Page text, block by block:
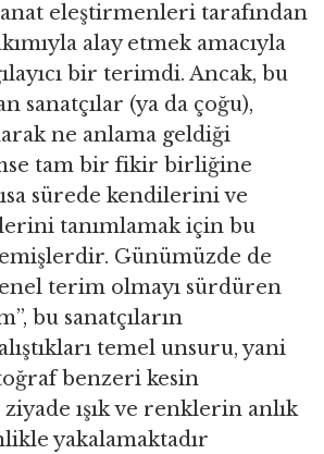
eleştirmenleri tarafından
alay etmek amacıyla
bir terimdi. Ancak, bu
sanatçılar (ya da çoğu),
ne anlama geldiği
tam bir fikir birliğine
sürede kendilerini ve
tanımlamak için bu
Günümüzde de
terim olmayı sürdüren
bu sanatçıların
temel unsuru, yani
benzeri kesin
ışık ve renklerin anlık
yakalamaktadır